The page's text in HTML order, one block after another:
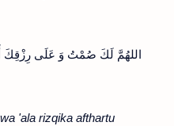
اللهُمَّ لَكَ صُمْتُ وَ عَلَى رِزْقِكَ
'ala rizqika afthartu